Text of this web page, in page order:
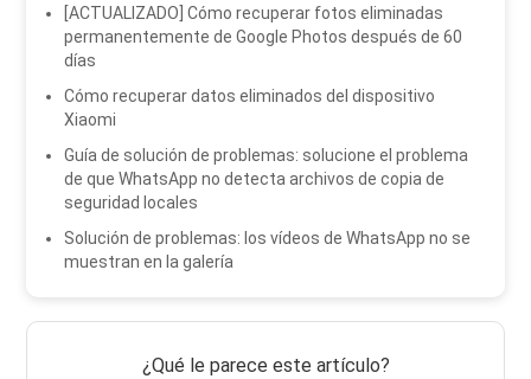
[ACTUALIZADO] Cómo recuperar fotos eliminadas
permanentemente de Google Photos después de 60
días
Cómo recuperar datos eliminados del dispositivo
Xiaomi
Guía de solución de problemas: solucione el problema
de que WhatsApp no ​​detecta archivos de copia de
seguridad locales
Solución de problemas: los vídeos de WhatsApp no ​​se
muestran en la galería
¿Qué le parece este artículo?